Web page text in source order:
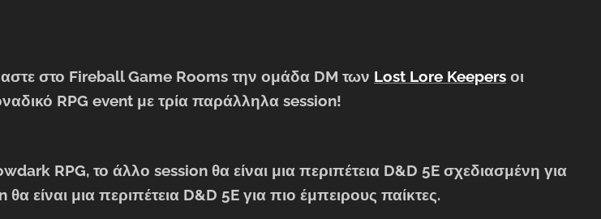
στο Fireball Game Rooms την ομάδα DM των Lost Lore Keepers οι
RPG event με τρία παράλληλα session!
RPG, το άλλο session θα είναι μια περιπέτεια D&D 5E σχεδιασμένη για
θα είναι μια περιπέτεια D&D 5E για πιο έμπειρους παίκτες.